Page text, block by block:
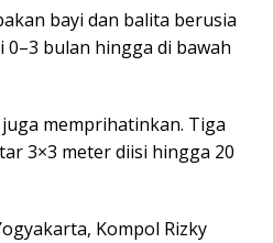
bayi dan balita berusia
bulan hingga di bawah
memprihatinkan. Tiga
3×3 meter diisi hingga 20
Kompol Rizky